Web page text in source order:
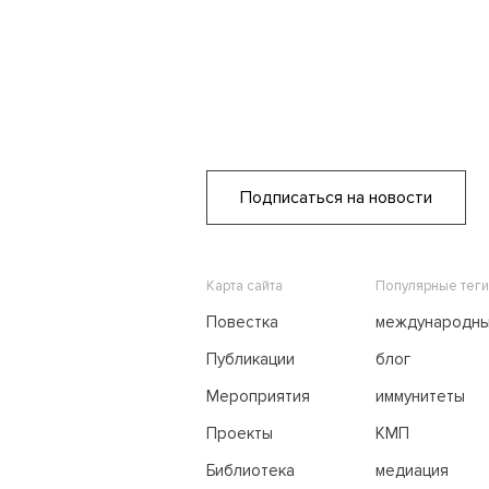
Подписаться на новости
Карта сайта
Повестка
Публикации
Мероприятия
Проекты
Библиотека
Популярные теги
блог
иммунитеты
КМП
медиация